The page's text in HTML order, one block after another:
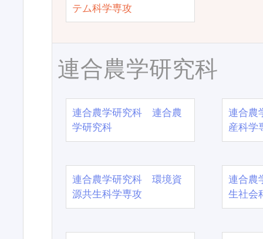
テム科学専攻
連合農学研究科
連合農学研究科 連合農
学研究科
連合農
産科学
連合農学研究科 環境資
源共生科学専攻
連合農
生社会